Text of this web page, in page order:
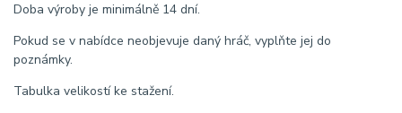
Doba výroby je minimálně 14 dní.
Pokud se v nabídce neobjevuje daný hráč, vyplňte jej do
poznámky.
Tabulka velikostí ke stažení.